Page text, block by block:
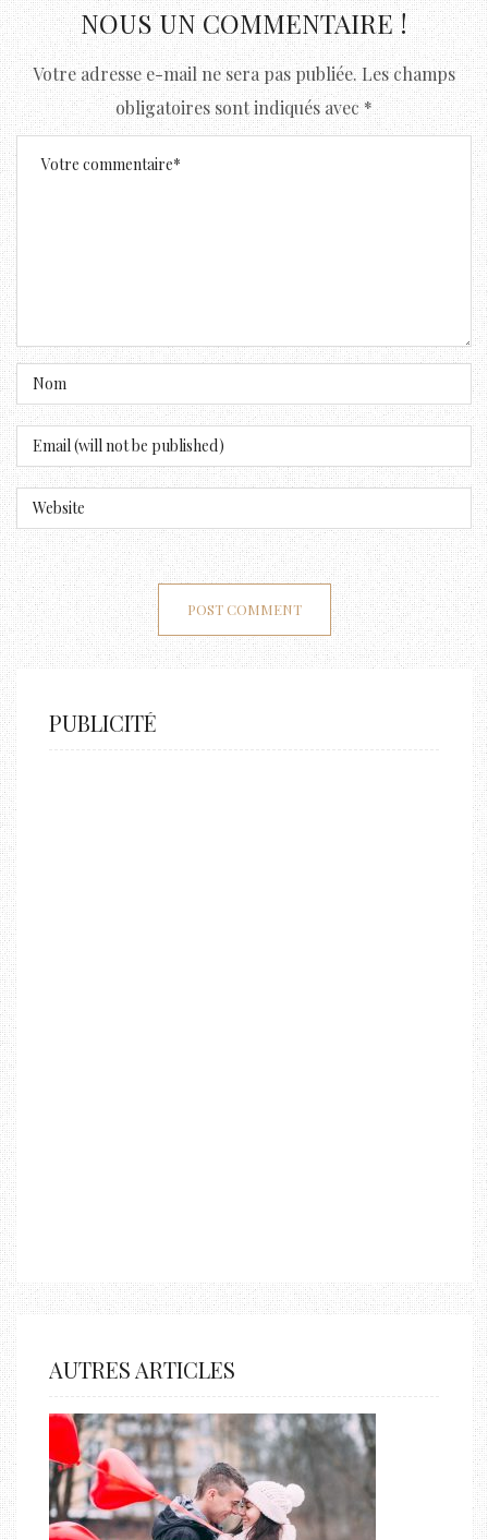
NOUS UN COMMENTAIRE !
Votre adresse e-mail ne sera pas publiée. Les champs
obligatoires sont indiqués avec*
PUBLICITÉ
AUTRES ARTICLES